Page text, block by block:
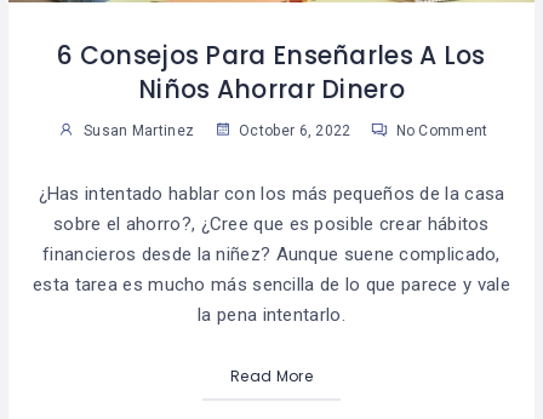
6 Consejos Para Enseñarles A Los
Niños Ahorrar Dinero
Susan Martinez October 6, 2022 No Comment
¿Has intentado hablar con los más pequeños de la casa
sobre el ahorro?, ¿Cree que es posible crear hábitos
financieros desde la niñez? Aunque suene complicado,
esta tarea es mucho más sencilla de lo que parece y vale
la pena intentarlo.
Read More